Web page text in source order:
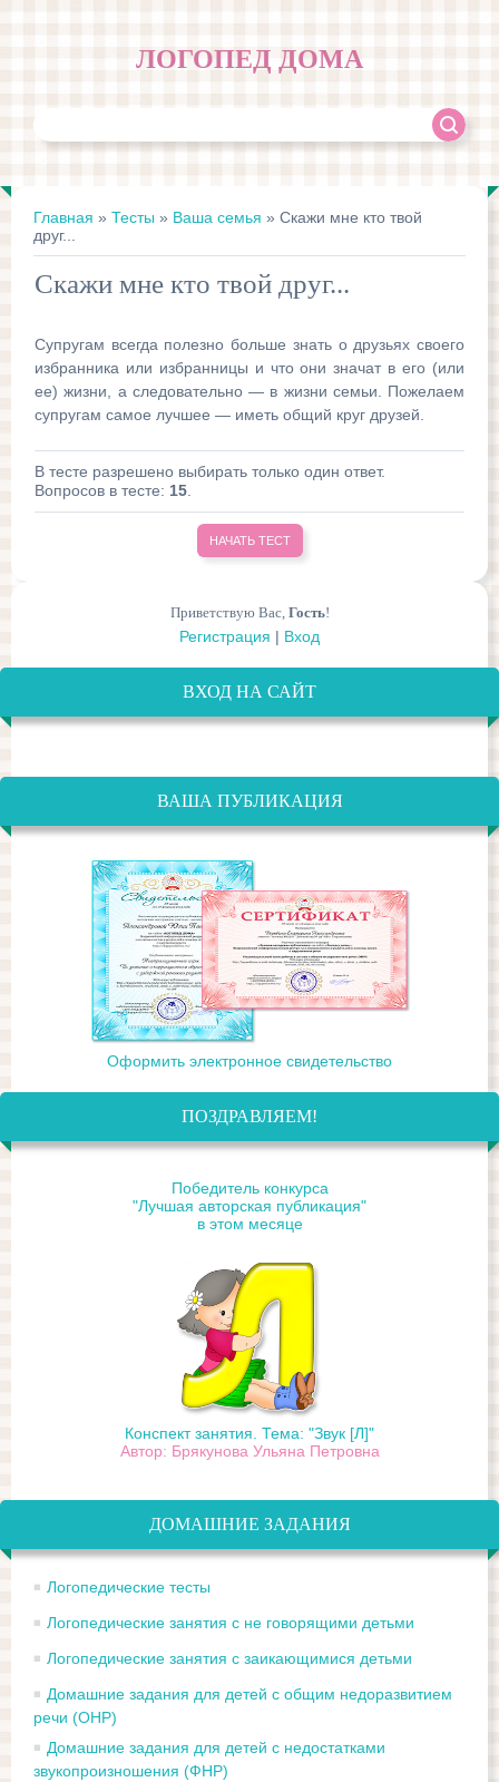
ЛОГОПЕД ДОМА
Главная » Тесты » Ваша семья » Скажи мне кто твой
друг...
Скажи мне кто твой друг...
Супругам всегда полезно больше знать о друзьях своего
избранника или избранницы и что они значат в его (или
ее) жизни, а следовательно — в жизни семьи. Пожелаем
супругам самое лучшее — иметь общий круг друзей.
В тесте разрешено выбирать только один ответ.
Вопросов в тесте: 15
Приветствую Вас, Гость!
Регистрация | Вход
ВХОД НА САЙТ
ВАША ПУБЛИКАЦИЯ
Оформить электронное свидетельство
ПОЗДРАВЛЯЕМ!
Победитель конкурса
"Лучшая авторская публикация"
в этом месяце
Конспект занятия. Тема: "Звук [Л]"
Автор: Брякунова Ульяна Петровна
ДОМАШНИЕ ЗАДАНИЯ
Логопедические тесты
Логопедические занятия с не говорящими детьми
Логопедические занятия с заикающимися детьми
Домашние задания для детей с общим недоразвитием
речи (ОНР)
Домашние задания для детей с недостатками
звукопроизношения (ФНР)